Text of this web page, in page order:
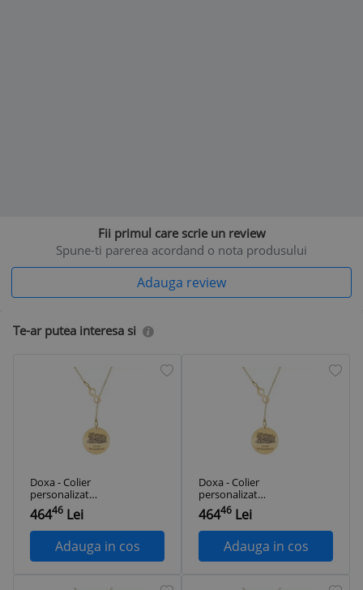
Fii primul care scrie un review
Spune-ti parerea acordand o nota produsului
Adauga review
Te-ar putea interesa si
Doxa - Colier
personalizat
asimetric
profesoara cu infinit
si banut din argint
925 placat cu aur
galben 24K
46446 Lei
Adauga in cos
Doxa - Colier
personalizat
asimetric
invatatoare cu
infinit si banut din
argint 925 placat cu
aur galben 24K
46446 Lei
Adauga in cos